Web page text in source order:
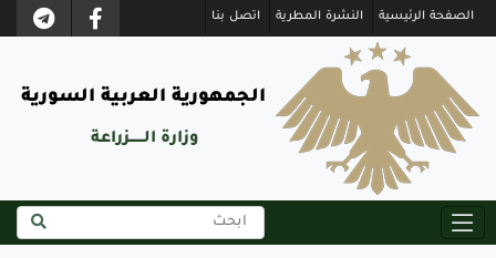
الصفحة الرئيسية النشرة المطرية اتصل بنا
الجمهورية العربية السورية
وزارة الــــــزراعة